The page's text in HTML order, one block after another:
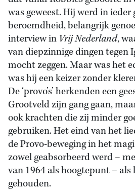
was geweest. Hij werd in ieder
beroemdheid, belangrijk
interview in Vrij Nederland,
van diepzinnige dingen tegen
mocht zeggen. Maar was het
was hij een keizer zonder
De ‘provo’s’ herkenden een
Grootveld zijn gang gaan,
ook krachten die zij minder
gebruiken. Het eind van het
de Provo-beweging in het
zowel geabsorbeerd werd –
van 1964 als hoogtepunt –
gehouden.